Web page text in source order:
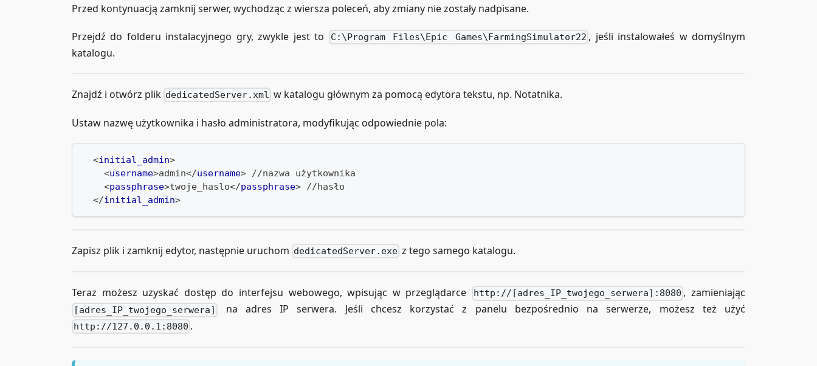
Przed kontynuacją zamknij serwer, wychodząc z wiersza poleceń, aby zmiany nie zostały nadpisane.
Przejdź do folderu instalacyjnego gry, zwykle jest to C:\Program Files\Epic Games\FarmingSimulator22 , jeśli instalowałeś w domyślnym
katalogu.
Znajdź i otwórz plik dedicatedServer.xml w katalogu głównym za pomocą edytora tekstu, np. Notatnika.
Ustaw nazwę użytkownika i hasło administratora, modyfikując odpowiednie pola:
<initial_admin>
<username>admin</username> //nazwa użytkownika
<passphrase>twoje_haslo</passphrase> //hasło
</initial_admin>
Zapisz plik i zamknij edytor, następnie uruchom dedicatedServer.exe z tego samego katalogu.
Teraz możesz uzyskać dostęp do interfejsu webowego, wpisując w przeglądarce http://[adres_IP_twojego_serwera]:8080 , zamieniając
[adres_IP_twojego_serwera] na adres IP serwera. Jeśli chcesz korzystać z panelu bezpośrednio na serwerze, możesz też użyć
http://127.0.0.1:8080 .